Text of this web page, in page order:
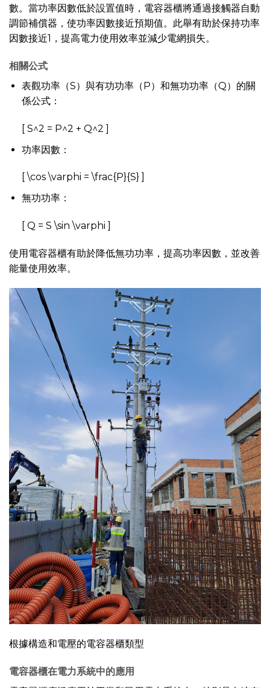
數。當功率因數低於設置值時，電容器櫃將通過接觸器自動
調節補償器，使功率因數接近預期值。此舉有助於保持功率
因數接近1，提高電力使用效率並減少電網損失。
相關公式
表觀功率（S）與有功功率（P）和無功功率（Q）的關
係公式：
[ S^2 = P^2 + Q^2 ]
功率因數：
[ \cos \varphi = \frac{P}{S} ]
無功功率：
[ Q = S \sin \varphi ]
使用電容器櫃有助於降低無功功率，提高功率因數，並改善
能量使用效率。
根據構造和電壓的電容器櫃類型
電容器櫃在電力系統中的應用